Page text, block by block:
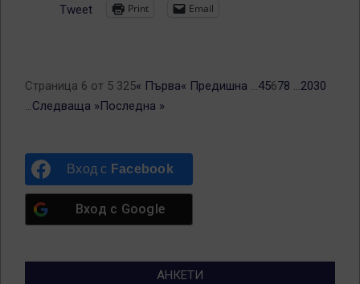
Tweet Print Email
Страница 6 от 5 325« Първа« Предишна ...45678 ...2030
...Следваща »Последна »
Вход с Facebook
Вход с Google
АНКЕТИ